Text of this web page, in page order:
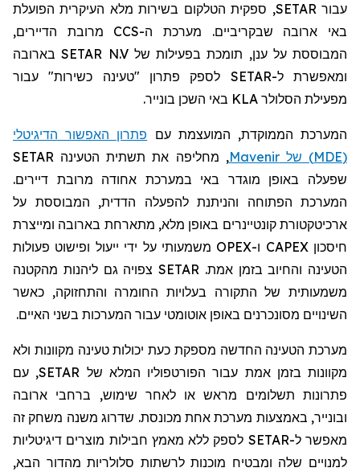
עבורSETAR, ספקית הטלקום בשירות מלא העיקרית הפועלת
באי ארובה שבקריביים. מערכת ה-CCS
מרובת הדיירים,
המבוססת על ענן, תומכת בפעילות שלSETAR N.Vבארובה
ומאפשרת ל-SETAR לספק פתרון "טעינה כשירות" עבור
מפעילת הסלולר KLA באי השכן בונייר.
המערכת הממוקדת, המועצמת עם פתרון האפשור הדיגיטלי
(
MDE) שלMavenir, מחליפה את תשתית הטעינה SETAR
שפעלה באופן מוגדר באי במערכת אחודה מרובת דיירים.
המערכת הפתוחה והניתנת להפעלה הדדית, המבוססת על
ארכיטקטורת קונטיינרים באופן מלא, מתארחת בארובה ומייצרת
חיסכוןCAPEX ו-OPEX משמעותי על ידי ייעול ופישוט פעולות
הטעינה והחיוב בזמן אמת. SETAR צפויה גם ליהנות מהקטנה
משמעותית של התקורה בעלויות החומרה והתחזוקה, כאשר
השינויים מסונכרנים באופן אוטומטי עבור המערכות בשני האיים.
מערכת הטעינה החדשה מספקת כעת יכולות טעינה מקוונות ולא
מקוונות בזמן אמת עבור הפורטפוליו המלא של SETAR, עם
פתרונות תשלומים מראש או לאחר שימוש, ברחבי ארובה
ובונייר, באמצעות מערכת אחת מכונסת. שדרוג משנה משחק זה
מאפשר ל-SETAR לספק ללא מאמץ חבילות מוצרים דיגיטליות
למנויים שלה ומבטיח מוכנות לרשתות סלולריות מהדור הבא,